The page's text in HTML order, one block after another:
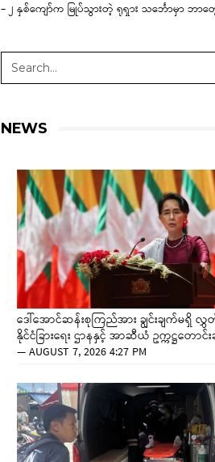
– ၂ နှစ်ကျော်က မြုပ်သွားတဲ့ ရုရှား သင်္ဘောမှာ ဘာ
NEWS
ဒေါ်အောင်ဆန်းစုကြည်အား ချွင်းချက်မရှိ လွှ
နိုင်ငံခြားရေး ဌာနနှင့် အာဆီယံ ဥက္ကဋ္ဌတောင်
—AUGUST 7, 2026 4:27 PM